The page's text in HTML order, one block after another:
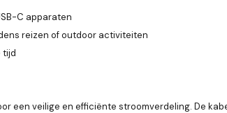
C apparaten
reizen of outdoor activiteiten
tijd
een veilige en efficiënte stroomverdeling. De